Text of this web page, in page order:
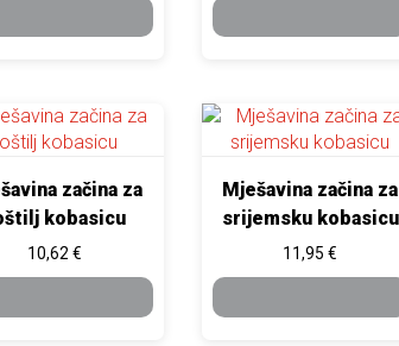
€ do 7,57 €
se mogu odabrati na stranici proizvoda
začina za
kobasicu
10,62€
ima više varijanti. Opcije se mogu
Mješavina začina za
srijemsku kobasicu
11,95€
Ovaj proizvod ima više